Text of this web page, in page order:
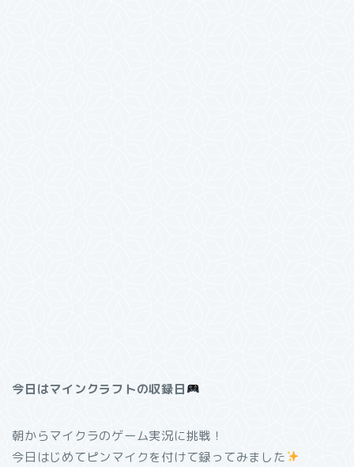
今日はマインクラフトの収録日
朝からマイクラのゲーム実況に挑戦！
今日はじめてピンマイクを付けて録ってみました